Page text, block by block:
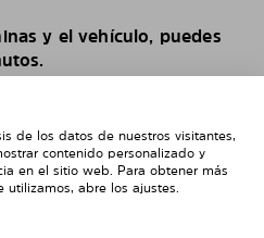
y el vehículo, puedes
nuestro
o pregunta durante el
en contacto con
de los datos de nuestros visitantes,
contenido personalizado y
en el sitio web. Para obtener más
utilizamos, abre los ajustes.